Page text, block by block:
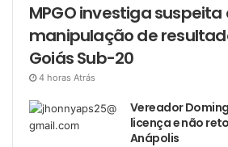
MPGO investiga suspeita
manipulação de
Goiás Sub-20
4 horas Atrás
Vereador
licença e não
Anápolis